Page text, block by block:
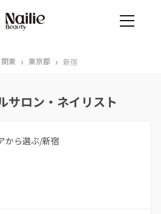
関東 › 東京都 › 新宿
サロン・ネイリスト
から選ぶ/新宿